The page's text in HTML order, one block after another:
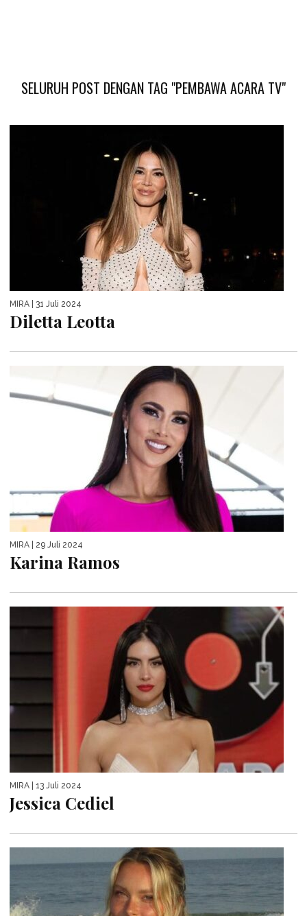
SELURUH POST DENGAN TAG "PEMBAWA ACARA TV"
MIRA | 31 Juli 2024
Diletta Leotta
MIRA | 29 Juli 2024
Karina Ramos
MIRA | 13 Juli 2024
Jessica Cediel